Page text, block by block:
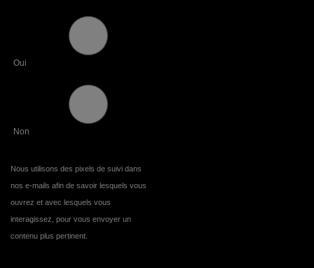
Oui
Non
Nous utilisons des pixels de suivi dans
nos e-mails afin de savoir lesquels vous
ouvrez et avec lesquels vous
interagissez, pour vous envoyer un
contenu plus pertinent.